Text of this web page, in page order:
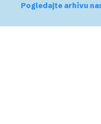
Pogledajte arhivu